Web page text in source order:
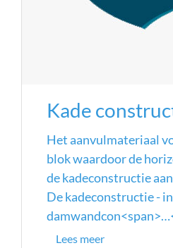
Kade
Het aanvulmateriaal
blok waardoor de
de kadeconstructie
De kadeconstructie -
Lees meer